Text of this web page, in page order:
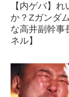
【内ゲバ】
か？Zガンダ
な高井副幹事
ネル】